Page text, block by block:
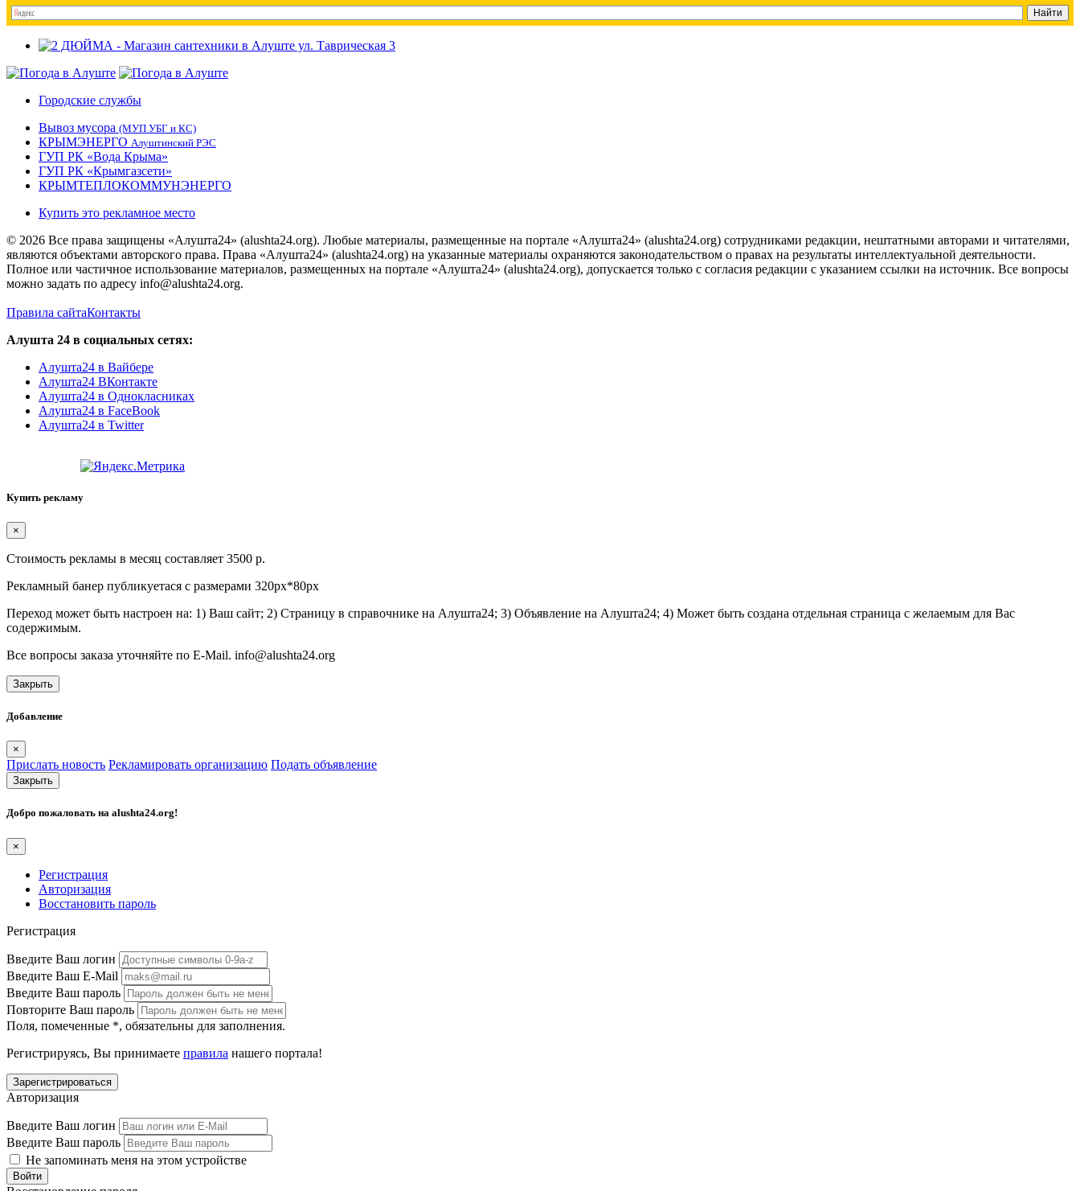
Городские службы
Вывоз мусора (МУП УБГ и КС)
КРЫМЭНЕРГО Алуштинский РЭС
ГУП РК «Вода Крыма»
ГУП РК «Крымгазсети»
КРЫМТЕПЛОКОММУНЭНЕРГО
Купить это рекламное место
© 2026 Все права защищены «Алушта24» (alushta24.org). Любые материалы, размещенные на портале «Алушта24» (alushta24.org) сотрудниками редакции, нештатными авторами и читателями,
являются объектами авторского права. Права «Алушта24» (alushta24.org) на указанные материалы охраняются законодательством о правах на результаты интеллектуальной деятельности.
Полное или частичное использование материалов, размещенных на портале «Алушта24» (alushta24.org), допускается только с согласия редакции с указанием ссылки на источник. Все вопросы
можно задать по адресу info@alushta24.org.
Правила сайтаКонтакты
Алушта 24 в социальных сетях:
Алушта24 в Вайбере
Алушта24 ВКонтакте
Алушта24 в Однокласниках
Алушта24 в FaceBook
Алушта24 в Twitter
Купить рекламу
×
Стоимость рекламы в месяц составляет 3500 р.
Рекламный банер публикуетася с размерами 320px*80px
Переход может быть настроен на: 1) Ваш сайт; 2) Страницу в справочнике на Алушта24; 3) Объявление на Алушта24; 4) Может быть создана отдельная страница с желаемым для Вас
содержимым.
Все вопросы заказа уточняйте по E-Mail. info@alushta24.org
Закрыть
Добавление
×
Прислать новость Рекламировать организацию Подать объявление
Закрыть
Добро пожаловать на alushta24.org!
×
Регистрация
Авторизация
Восстановить пароль
Регистрация
Введите Ваш логин
Введите Ваш E-Mail
Введите Ваш пароль
Повторите Ваш пароль
Поля, помеченные *, обязательны для заполнения.
Регистрируясь, Вы принимаете правила нашего портала!
Авторизация
Введите Ваш логин
Введите Ваш пароль
Не запоминать меня на этом устройстве